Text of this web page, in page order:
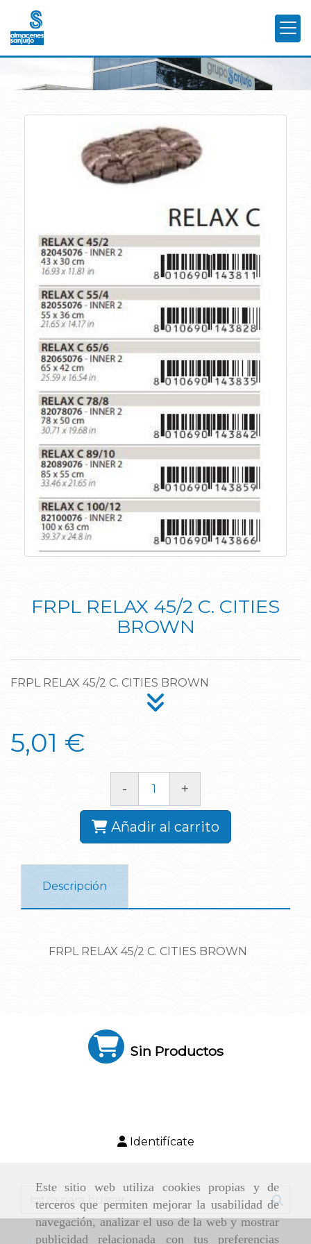
Este sitio web utiliza cookies propias y de
terceros que permiten mejorar la usabilidad de
navegación, analizar el uso de la web y mostrar
publicidad relacionada con tus preferencias
FRPL RELAX 45/2 C. CITIES
BROWN
FRPL RELAX 45/2 C. CITIES BROWN
5,01 €
- +
Añadir al carrito
Descripción
FRPL RELAX 45/2 C. CITIES BROWN
Sin Productos
Identifícate